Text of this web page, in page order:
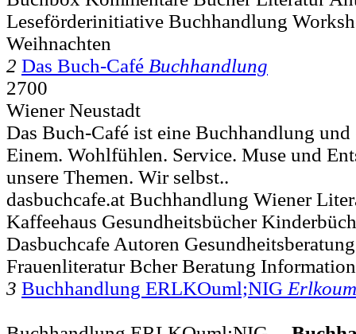
Leseförderinitiative Buchhandlung
Weihnachten
2 Das Buch-Café Buchhandlung
2700
Wiener Neustadt
Das Buch-Café ist eine Buchhandlung
Einem. Wohlfühlen. Service. Muse und
unsere Themen. Wir selbst..
dasbuchcafe.at Buchhandlung Wiener
Kaffeehaus Gesundheitsbücher
Dasbuchcafe Autoren
Frauenliteratur Bcher Beratung
3 Buchhandlung ERLKOuml;NIG